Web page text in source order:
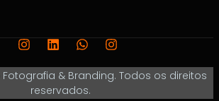
Fotografia & Branding. Todos os direitos
reservados.